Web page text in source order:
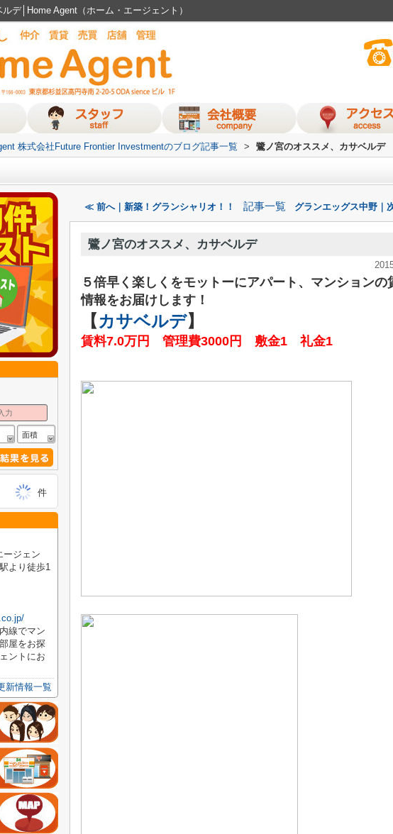
デ│Home Agent（ホーム・エージェント）
株式会社Future Frontier Investmentのブログ記事一覧 > 鷺ノ宮のオススメ、カサベルデ
≪ 前へ｜新築！グランシャリオ！！ 記事一覧 グランエッグス中野｜
鷺ノ宮のオススメ、カサベルデ
５倍早く楽しくをモットーにアパート、マンションの
情報をお届けします！
【 カサベルデ】
賃料7.0万円 管理費3000円 敷金1 礼金1
面積
件
ージェン
より徒歩1
線でマン
屋をお探
ントにお
新情報一覧